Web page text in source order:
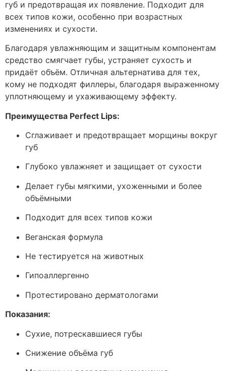
губ и предотвращая их появление. Подходит для
всех типов кожи, особенно при возрастных
изменениях и сухости.
Благодаря увлажняющим и защитным компонентам
средство смягчает губы, устраняет сухость и
придаёт объём. Отличная альтернатива для тех,
кому не подходят филлеры, благодаря выраженному
уплотняющему и ухаживающему эффекту.
Преимущества Perfect Lips:
Сглаживает и предотвращает морщины вокруг
губ
Глубоко увлажняет и защищает от сухости
Делает губы мягкими, ухоженными и более
объёмными
Подходит для всех типов кожи
Веганская формула
Не тестируется на животных
Гипоаллергенно
Протестировано дерматологами
Показания:
Сухие, потрескавшиеся губы
Снижение объёма губ